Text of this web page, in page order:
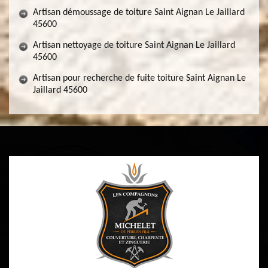
Artisan démoussage de toiture Saint Aignan Le Jaillard
45600
Artisan nettoyage de toiture Saint Aignan Le Jaillard
45600
Artisan pour recherche de fuite toiture Saint Aignan Le
Jaillard 45600